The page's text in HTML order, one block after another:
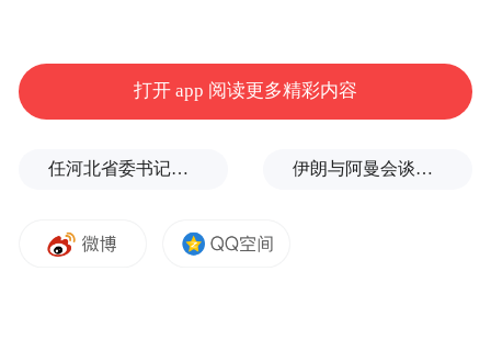
打开 app 阅读更多精彩内容
任河北省委书记后，罗文首次调研 伊朗与阿曼会谈最新细节曝光